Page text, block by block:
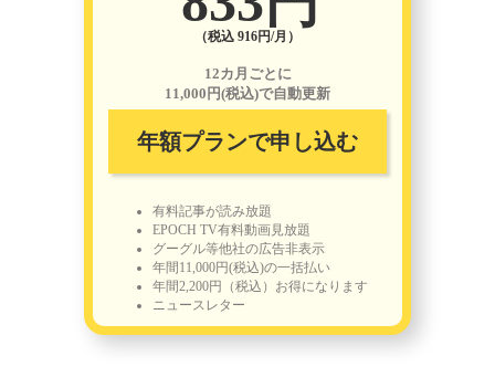
（税込 916円/月）
12カ月ごとに
11,000円(税込)で自動更新
年額プランで申し込む
有料記事が読み放題
EPOCH TV有料動画見放題
グーグル等他社の広告非表示
年間11,000円(税込)の一括払い
年間2,200円（税込）お得になります
ニュースレター